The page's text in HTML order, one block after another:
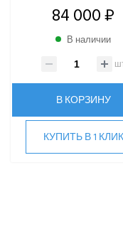
84 000 ₽
В наличии
В КОРЗИНУ
КУПИТЬ В 1 КЛИК